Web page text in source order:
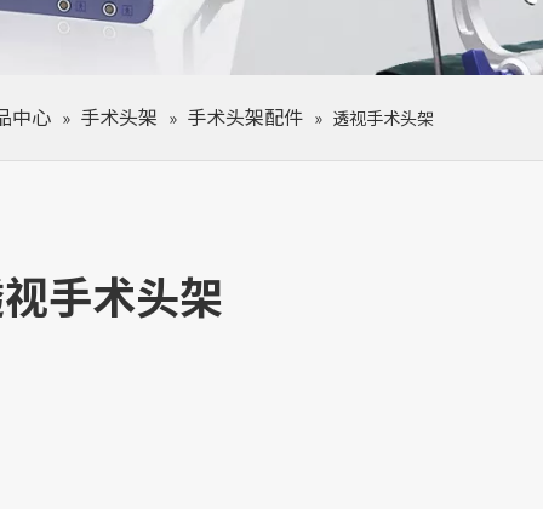
中心 » 手术头架 » 手术头架配件 » 透视手术头架
手术头架